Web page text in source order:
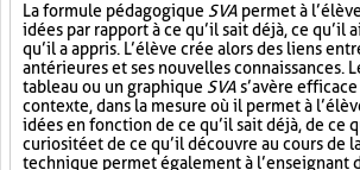
La formule pédagogique SVA permet à
idées par rapport à ce qu’il sait déjà, ce qu’il
qu’il a appris. L’élève crée alors des liens
antérieures et ses nouvelles connaissances.
tableau ou un graphique SVA s’avère
contexte, dans la mesure où il permet à
idées en fonction de ce qu’il sait déjà, de ce
curiosité et de ce qu’il découvre au cours de
technique permet également à l’enseignant